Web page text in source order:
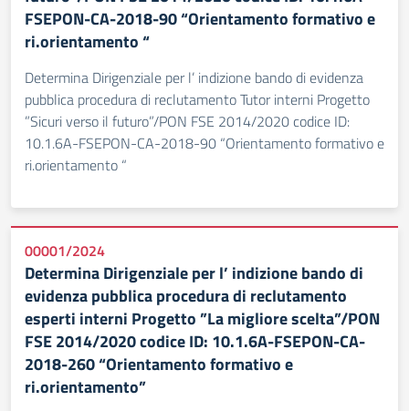
FSEPON-CA-2018-90 “Orientamento formativo e
ri.orientamento “
Determina Dirigenziale per l’ indizione bando di evidenza
pubblica procedura di reclutamento Tutor interni Progetto
”Sicuri verso il futuro”/PON FSE 2014/2020 codice ID:
10.1.6A-FSEPON-CA-2018-90 “Orientamento formativo e
ri.orientamento “
00001/2024
Determina Dirigenziale per l’ indizione bando di
evidenza pubblica procedura di reclutamento
esperti interni Progetto ”La migliore scelta”/PON
FSE 2014/2020 codice ID: 10.1.6A-FSEPON-CA-
2018-260 “Orientamento formativo e
ri.orientamento”